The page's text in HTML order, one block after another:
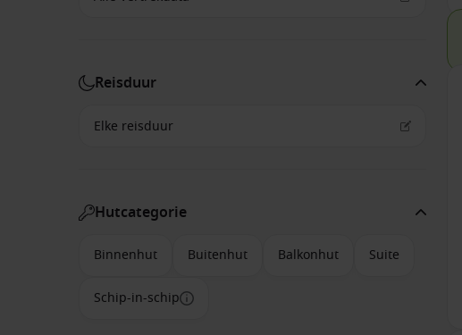
Reisduur
Hutcategorie
Binnenhut Buitenhut Balkonhut Suite
Schip-in-schip